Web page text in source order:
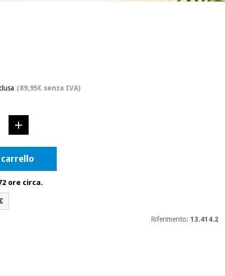
(89,95€ senza IVA)
ore circa.
Riferimento: 13.414.2